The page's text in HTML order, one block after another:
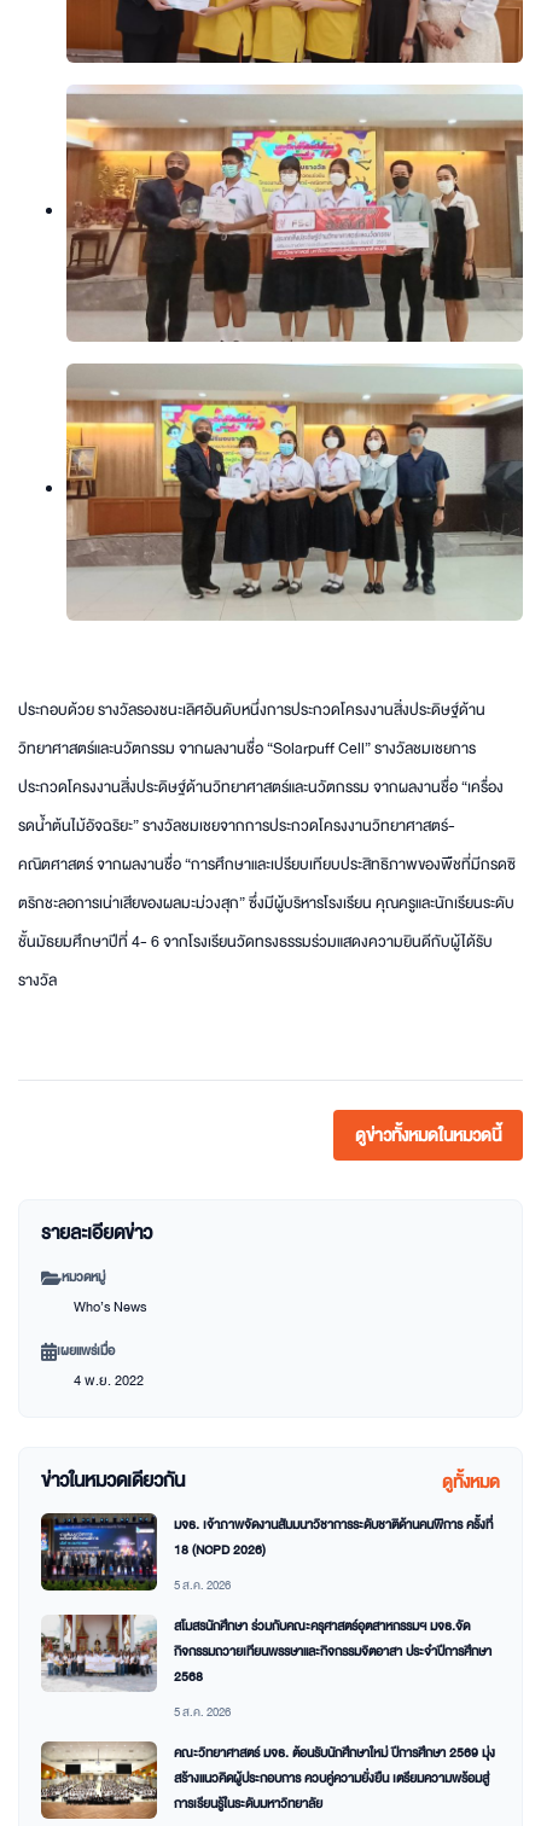
ประกอบด้วย รางวัลรองชนะเลิศอันดับหนึ่งการประกวดโครงงานสิ่งประดิษฐ์ด้าน
วิทยาศาสตร์และนวัตกรรม จากผลงานชื่อ “Solarpuff Cell” รางวัลชมเชยการ
ประกวดโครงงานสิ่งประดิษฐ์ด้านวิทยาศาสตร์และนวัตกรรม จากผลงานชื่อ “เครื่อง
รดน้ำต้นไม้อัจฉริยะ” รางวัลชมเชยจากการประกวดโครงงานวิทยาศาสตร์-
คณิตศาสตร์ จากผลงานชื่อ “การศึกษาและเปรียบเทียบประสิทธิภาพของพืชที่มีกรดซิ
ตริกชะลอการเน่าเสียของผลมะม่วงสุก” ซึ่งมีผู้บริหารโรงเรียน คุณครูและนักเรียนระดับ
ชั้นมัธยมศึกษาปีที่ 4- 6 จากโรงเรียนวัดทรงธรรมร่วมแสดงความยินดีกับผู้ได้รับ
รางวัล
ดูข่าวทั้งหมดในหมวดนี้
รายละเอียดข่าว
หมวดหมู่
Who’s News
เผยแพร่เมื่อ
4 พ.ย. 2022
ข่าวในหมวดเดียวกัน ดูทั้งหมด
มจธ. เจ้าภาพจัดงานสัมมนาวิชาการระดับชาติด้านคนพิการ ครั้งที่
18 (NCPD 2026)
5 ส.ค. 2026
สโมสรนักศึกษา ร่วมกับคณะครุศาสตร์อุตสาหกรรมฯ มจธ.จัด
กิจกรรมถวายเทียนพรรษาและกิจกรรมจิตอาสา ประจำปีการศึกษา
2568
5 ส.ค. 2026
คณะวิทยาศาสตร์ มจธ. ต้อนรับนักศึกษาใหม่ ปีการศึกษา 2569 มุ่ง
สร้างแนวคิดผู้ประกอบการ ควบคู่ความยั่งยืน เตรียมความพร้อมสู่
การเรียนรู้ในระดับมหาวิทยาลัย